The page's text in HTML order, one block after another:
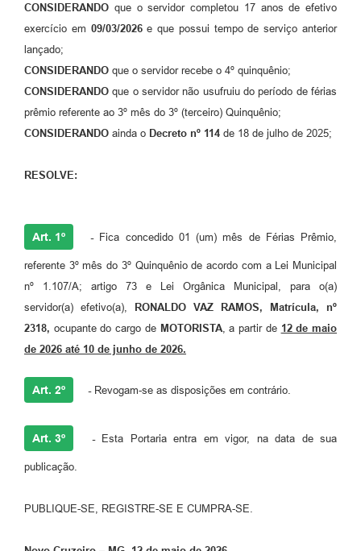
CONSIDERANDO que o servidor completou 17 anos de efetivo
exercício em 09/03/2026e que possui tempo de serviço anterior
lançado;
CONSIDERANDO que o servidor recebe o 4º quinquênio;
CONSIDERANDOque o servidor não usufruiu do período de férias
prêmio referente ao 3º mês do 3º (terceiro) Quinquênio;
CONSIDERANDO ainda o Decreto nº 114 de 18 de julho de 2025;
RESOLVE:
Art. 1º -Fica concedido 01 (um) mês de Férias Prêmio,
referente 3º mês do 3º Quinquênio de acordo com a Lei Municipal
nº 1.107/A; artigo 73 e Lei Orgânica Municipal, para o(a)
servidor(a) efetivo(a), RONALDO VAZ RAMOS, Matrícula, nº
2318, ocupante do cargo de MOTORISTA, a partir de 12 de maio
de 2026 até 10 de junho de 2026.
Art. 2º -Revogam-se as disposições em contrário.
Art. 3º -Esta Portaria entra em vigor, na data de sua
publicação.
PUBLIQUE-SE, REGISTRE-SE E CUMPRA-SE.